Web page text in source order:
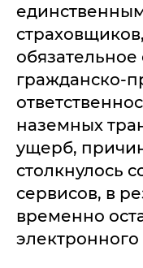
обязательное
гражданско-
наземных
ущерб,
столкнулось
сервисов, в
временно